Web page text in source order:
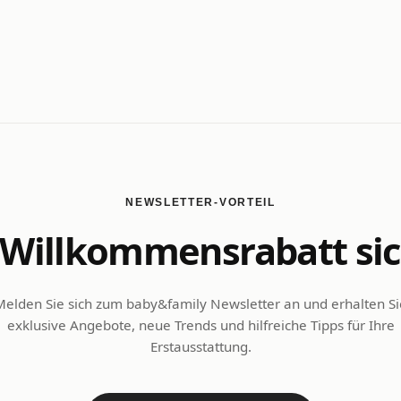
NEWSLETTER-VORTEIL
Sie sich zum baby&family Newsletter an und erhalten
exklusive Angebote, neue Trends und hilfreiche Tipps für Ihre
Erstausstattung.